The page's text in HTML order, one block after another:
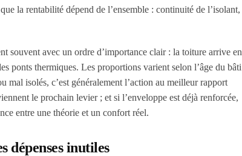
la rentabilité dépend de l’ensemble : continuité de l’isolant,
souvent avec un ordre d’importance clair : la toiture arrive en
ponts thermiques. Les proportions varient selon l’âge du bâti
mal isolés, c’est généralement l’action au meilleur rapport
le prochain levier ; et si l’enveloppe est déjà renforcée,
entre une théorie et un confort réel.
dépenses inutiles